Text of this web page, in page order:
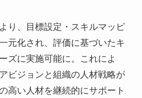
り、目標設定・スキルマッピ
元化され、評価に基づいたキ
ズに実施可能に。これによ
ビジョンと組織の人材戦略が
高い人材を継続的にサポート